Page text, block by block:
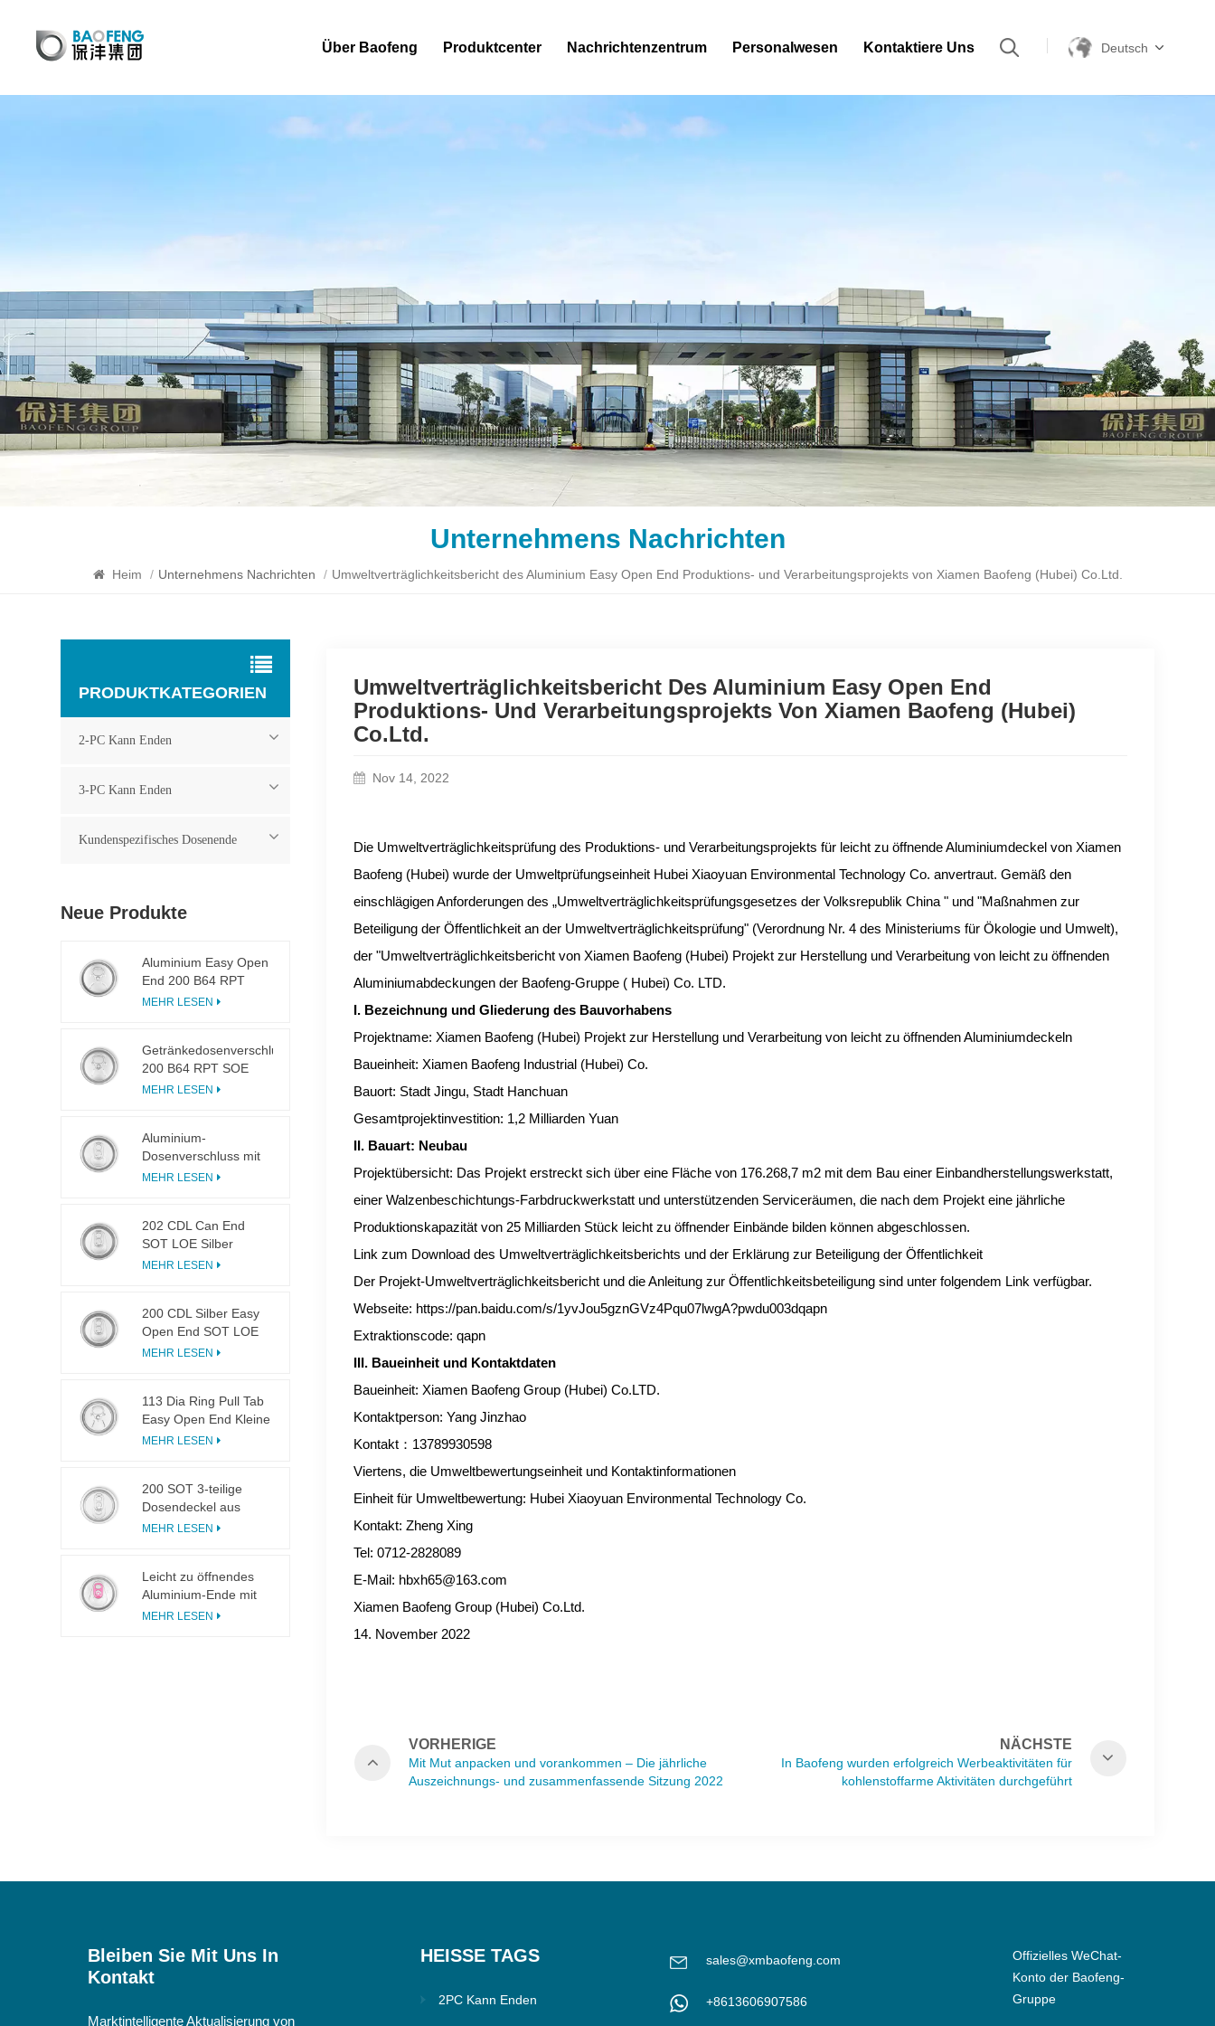
Über Baofeng Produktcenter Nachrichtenzentrum Personalwesen Kontaktiere Uns Deutsch
Unternehmens Nachrichten
Heim / Unternehmens Nachrichten / Umweltverträglichkeitsbericht des Aluminium Easy Open End Produktions- und Verarbeitungsprojekts von Xiamen Baofeng (Hubei) Co.Ltd.
Umweltverträglichkeitsbericht Des Aluminium Easy Open End
Produktions- Und Verarbeitungsprojekts Von Xiamen Baofeng (Hubei)
Co.Ltd.
Nov 14, 2022
Die Umweltverträglichkeitsprüfung des Produktions- und Verarbeitungsprojekts für leicht zu öffnende Aluminiumdeckel von Xiamen
Baofeng (Hubei) wurde der Umweltprüfungseinheit Hubei Xiaoyuan Environmental Technology Co. anvertraut. Gemäß den
einschlägigen Anforderungen des „Umweltverträglichkeitsprüfungsgesetzes der Volksrepublik China " und "Maßnahmen zur
Beteiligung der Öffentlichkeit an der Umweltverträglichkeitsprüfung" (Verordnung Nr. 4 des Ministeriums für Ökologie und Umwelt),
der "Umweltverträglichkeitsbericht von Xiamen Baofeng (Hubei) Projekt zur Herstellung und Verarbeitung von leicht zu öffnenden
Aluminiumabdeckungen der Baofeng-Gruppe ( Hubei) Co. LTD.
I. Bezeichnung und Gliederung des Bauvorhabens
Projektname: Xiamen Baofeng (Hubei) Projekt zur Herstellung und Verarbeitung von leicht zu öffnenden Aluminiumdeckeln
Baueinheit: Xiamen Baofeng Industrial (Hubei) Co.
Bauort: Stadt Jingu, Stadt Hanchuan
Gesamtprojektinvestition: 1,2 Milliarden Yuan
II. Bauart: Neubau
Projektübersicht: Das Projekt erstreckt sich über eine Fläche von 176.268,7 m2 mit dem Bau einer Einbandherstellungswerkstatt,
einer Walzenbeschichtungs-Farbdruckwerkstatt und unterstützenden Serviceräumen, die nach dem Projekt eine jährliche
Produktionskapazität von 25 Milliarden Stück leicht zu öffnender Einbände bilden können abgeschlossen.
Link zum Download des Umweltverträglichkeitsberichts und der Erklärung zur Beteiligung der Öffentlichkeit
Der Projekt-Umweltverträglichkeitsbericht und die Anleitung zur Öffentlichkeitsbeteiligung sind unter folgendem Link verfügbar.
Webseite: https://pan.baidu.com/s/1yvJou5gznGVz4Pqu07lwgA?pwdu003dqapn
Extraktionscode: qapn
III. Baueinheit und Kontaktdaten
Baueinheit: Xiamen Baofeng Group (Hubei) Co.LTD.
Kontaktperson: Yang Jinzhao
Kontakt ： 13789930598
Viertens, die Umweltbewertungseinheit und Kontaktinformationen
Einheit für Umweltbewertung: Hubei Xiaoyuan Environmental Technology Co.
Kontakt: Zheng Xing
Tel: 0712-2828089
E-Mail: hbxh65@163.com
Xiamen Baofeng Group (Hubei) Co.Ltd.
14. November 2022
VORHERIGE
Mit Mut anpacken und vorankommen – Die jährliche
Auszeichnungs- und zusammenfassende Sitzung 2022
NÄCHSTE
In Baofeng wurden erfolgreich Werbeaktivitäten für
kohlenstoffarme Aktivitäten durchgeführt
PRODUKTKATEGORIEN
2-PC Kann Enden
3-PC Kann Enden
Kundenspezifisches Dosenende
Neue Produkte
Aluminium Easy Open
End 200 B64 RPT
LOE
MEHR LESEN
Getränkedosenverschluss
200 B64 RPT SOE
Silberner Easy-Open-
MEHR LESEN
Aluminium-
Dosenverschluss mit
Easy Open 200 B64
MEHR LESEN
202 CDL Can End
SOT LOE Silber
Leichtgewicht EOE
MEHR LESEN
200 CDL Silber Easy
Open End SOT LOE
Epoxy
MEHR LESEN
113 Dia Ring Pull Tab
Easy Open End Kleine
Öffnung für Fruchtsaft
MEHR LESEN
200 SOT 3-teilige
Dosendeckel aus
Aluminium zum
Getränken
MEHR LESEN
Leicht zu öffnendes
Aluminium-Ende mit
eingeschnittener
MEHR LESEN
Bleiben Sie Mit Uns In
Kontakt
Marktintelligente Aktualisierung von
HEISSE TAGS
2PC Kann Enden
sales@xmbaofeng.com
+8613606907586
Offizielles WeChat-
Konto der Baofeng-
Gruppe